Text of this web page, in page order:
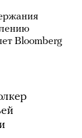
Bloomberg